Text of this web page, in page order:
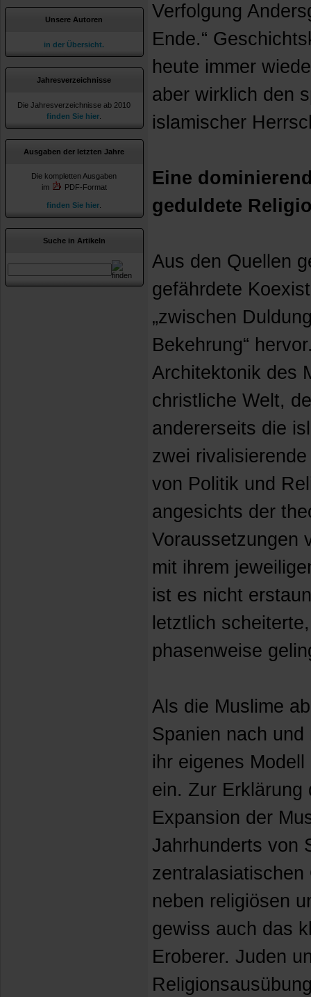
Unsere Autoren
in der Übersicht.
Jahresverzeichnisse
Die Jahresverzeichnisse ab 2010
finden Sie hier
Ausgaben der letzten Jahre
Die kompletten Ausgaben
im
PDF-Format
finden Sie hier
Suche in Artikeln
Verfolgung
Ende.“
heute immer
aber wirklich den
islamischer
Eine
geduldete
Aus den Quellen
gefährdete
„zwischen
Bekehrung“
Architektonik des
christliche Welt,
andererseits die
zwei
von Politik und
angesichts der
Voraussetzungen
mit ihrem
ist es nicht
letztlich
phasenweise
Als die Muslime
Spanien nach
ihr eigenes
ein. Zur Erklärung
Expansion der
Jahrhunderts von
neben religiösen
gewiss auch das
Eroberer. Juden